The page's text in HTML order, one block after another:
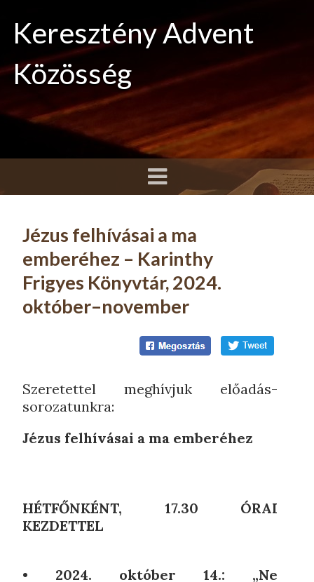
Keresztény Advent
Közösség
Jézus felhívásai a ma
emberéhez – Karinthy
Frigyes Könyvtár, 2024.
október–november
Szeretettel meghívjuk előadás-
sorozatunkra:
Jézus felhívásai a ma emberéhez
HÉTFŐNKÉNT, 17.30 ÓRAI
KEZDETTEL
• 2024. október 14.: „Ne